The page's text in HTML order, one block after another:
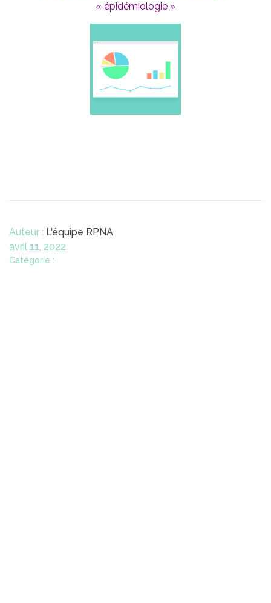
« épidémiologie »
Auteur : L'équipe RPNA
avril 11, 2022
Catégorie :